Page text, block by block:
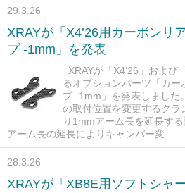
29.3.26
XRAYが「X4’26用カーボンリ
プ -1mm」を発表
XRAYが「X4’26」および
るオプションパーツ「カ
プ -1mm」を発表しました
の取付位置を変更するクラ
り1mmアーム長を延長す
アーム長の延長によりキャンバー変...
28.3.26
XRAYが「XB8E用ソフトシャ